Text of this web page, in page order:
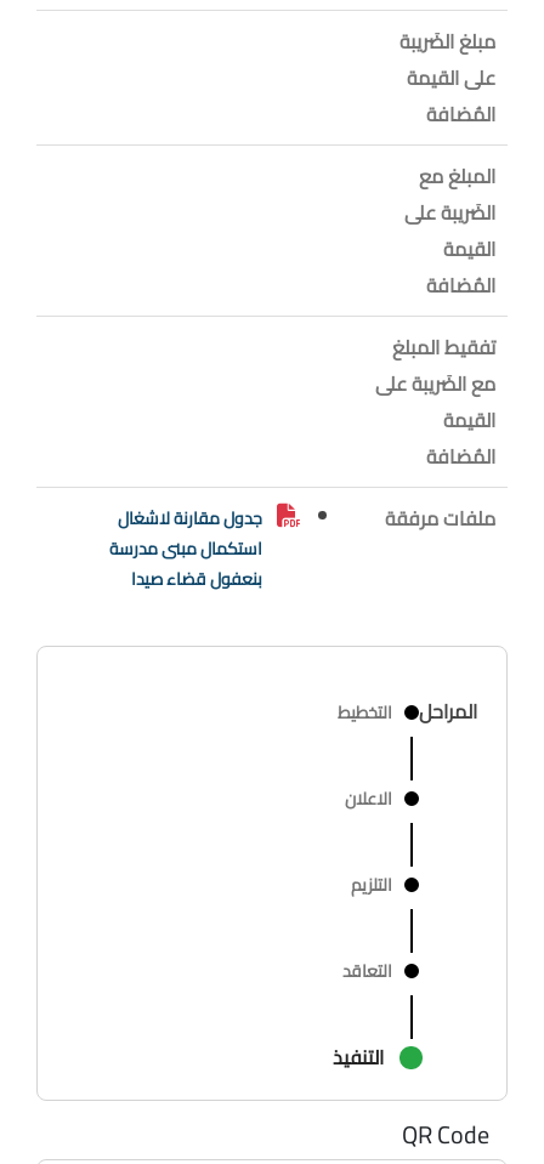
مبلغ الضَريبة
على القيمة
المُضافة
المبلغ مع
الضَريبة على
القيمة
المُضافة
تفقيط المبلغ
مع الضَريبة على
القيمة
المُضافة
ملفات مرفقة
جدول مقارنة لاشغال
استكمال مبنى مدرسة
بنعفول قضاء صيدا
المراحل التخطيط
الاعلان
التلزيم
التعاقد
التنفيذ
QR Code